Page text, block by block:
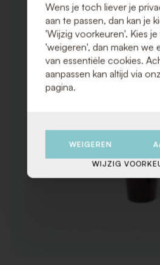
Wens je toch liever je
aan te passen, dan kan je
'Wijzig voorkeuren'. Kies
'weigeren', dan maken we
van essentiële cookies.
aanpassen kan altijd via
pagina.
WEIGEREN
WIJZIG